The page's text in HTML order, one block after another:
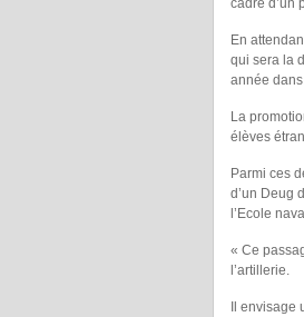
cadre d’un
En
qui sera la
année
La
élèves
Parmi ces
d’un Deug
l’Ecole
« Ce
l’artillerie.
Il